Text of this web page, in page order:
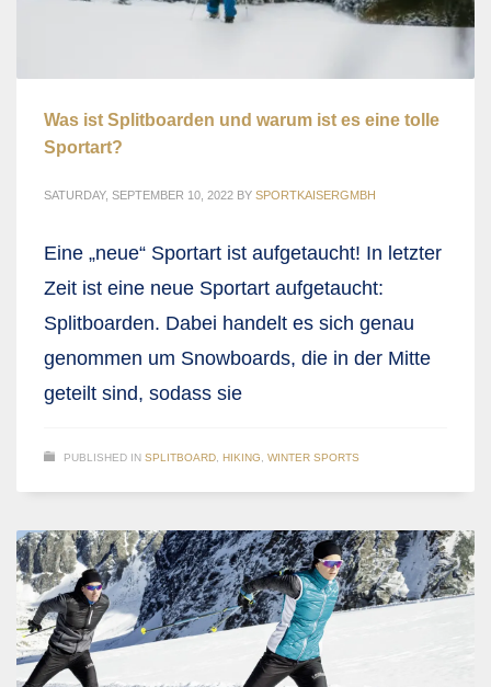
Was ist Splitboarden und warum ist es eine tolle
Sportart?
SATURDAY, SEPTEMBER 10, 2022 BY SPORTKAISERGMBH
Eine „neue“ Sportart ist aufgetaucht! In letzter
Zeit ist eine neue Sportart aufgetaucht:
Splitboarden. Dabei handelt es sich genau
genommen um Snowboards, die in der Mitte
geteilt sind, sodass sie
PUBLISHED IN SPLITBOARD HIKING WINTER SPORTS